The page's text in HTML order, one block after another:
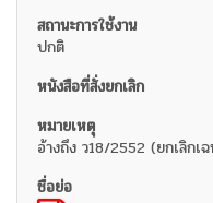
ปกติ
อ้างถึง ว18/2552 (ยกเลิกเ